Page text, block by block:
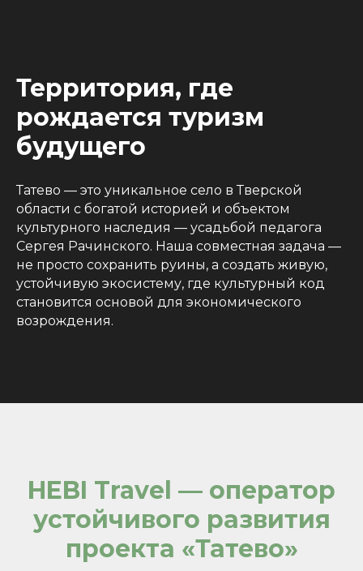
Территория, где
рождается туризм
будущего
Татево — это уникальное село в Тверской
области с богатой историей и объектом
культурного наследия — усадьбой педагога
Сергея Рачинского. Наша совместная задача —
не просто сохранить руины, а создать живую,
устойчивую экосистему, где культурный код
становится основой для экономического
возрождения.
HEBI Travel — оператор
устойчивого развития
проекта «Татево»